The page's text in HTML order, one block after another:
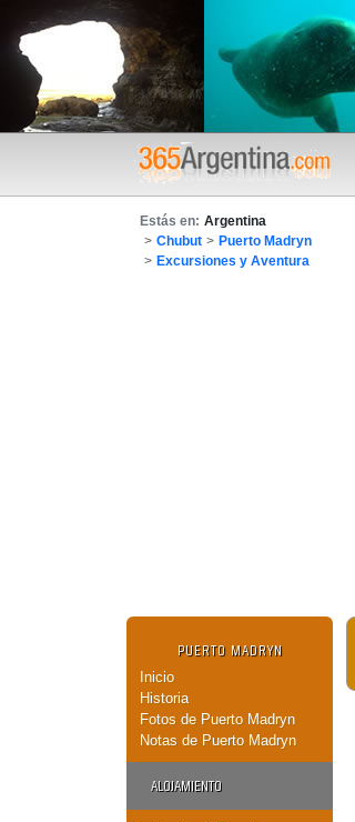
Estás en: Argentina
> Chubut > Puerto Madryn
> Excursiones y Aventura
PUERTO MADRYN
Inicio
Historia
Fotos de Puerto Madryn
Notas de Puerto Madryn
ALOJAMIENTO